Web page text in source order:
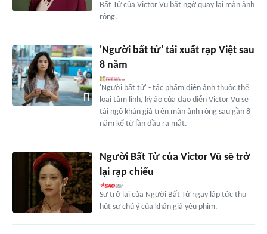
Bất Tử của Victor Vũ bất ngờ quay lại màn ảnh
rộng.
'Người bất tử' tái xuất rạp Việt sau
8 năm
'Người bất tử' - tác phẩm điện ảnh thuộc thể
loại tâm linh, kỳ ảo của đạo diễn Victor Vũ sẽ
tái ngộ khán giả trên màn ảnh rộng sau gần 8
năm kể từ lần đầu ra mắt.
Người Bất Tử của Victor Vũ sẽ trở
lại rạp chiếu
Sự trở lại của Người Bất Tử ngay lập tức thu
hút sự chú ý của khán giả yêu phim.